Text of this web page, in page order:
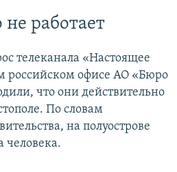
не работает
телеканала «Настоящее
российском офисе АО «Бюро
что они действительно
По словам
на полуострове
человека.